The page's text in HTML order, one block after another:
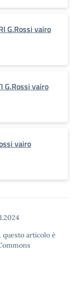
G.Rossi vairo
G.Rossi vairo
vairo
questo articolo è